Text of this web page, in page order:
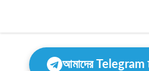
Menu
আমাদের Telegram